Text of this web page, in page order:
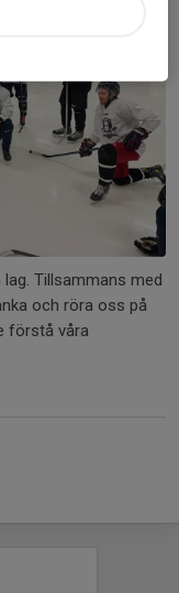
Tillsammans med
och röra oss på
förstå våra